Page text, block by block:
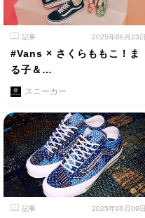
記事 2025年06月23日
#Vans × さくらももこ！ま
る子＆…
スニーカー
記事 2025年06月09日